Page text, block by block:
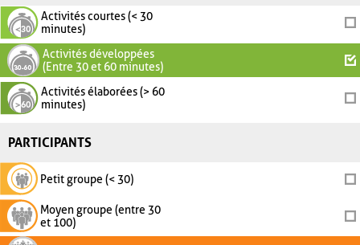
Activités courtes (< 30
minutes)
Activités développées
(Entre 30 et 60 minutes)
Activités élaborées (> 60
minutes)
PARTICIPANTS
Petit groupe (< 30)
Moyen groupe (entre 30
et 100)